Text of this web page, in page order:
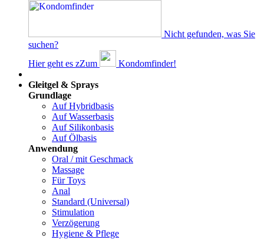
Nicht gefunden, was Sie
suchen?
Hier geht es zZum
Kondomfinder!
Gleitgel & Sprays
Grundlage
Auf Hybridbasis
Auf Wasserbasis
Auf Silikonbasis
Auf Ölbasis
Anwendung
Oral / mit Geschmack
Massage
Für Toys
Anal
Standard (Universal)
Stimulation
Verzögerung
Hygiene & Pflege